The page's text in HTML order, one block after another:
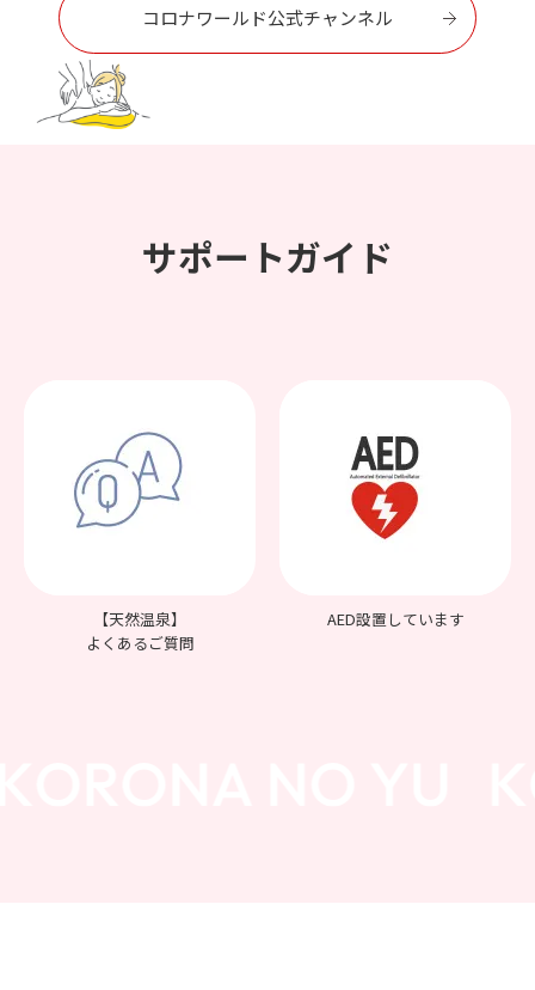
コロナワールド公式チャンネル
サポートガイド
【天然温泉】
よくあるご質問
AED設置しています